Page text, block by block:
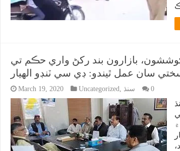
بازارون بند رکڻ واري حڪم تي
سان عمل ٿيندو: ڊي سي ٽنڊو الهيار
March 19, 2020 Uncategorized, سنڌ 0